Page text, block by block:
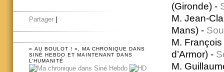
(Gironde) -
M. Jean-
Mans) -
M.
d’Armor) -
M.
Partager
« AU BOULOT ! », MA CHRONIQUE DANS
SINÉ HEBDO ET MAINTENANT DANS
L’HUMANITÉ